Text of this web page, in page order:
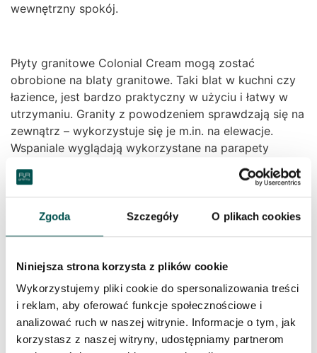
Zgoda Szczegóły O plikach cookies
Niniejsza strona korzysta z plików cookie
Wykorzystujemy pliki cookie do spersonalizowania treści
i reklam, aby oferować funkcje społecznościowe i
analizować ruch w naszej witrynie. Informacje o tym, jak
korzystasz z naszej witryny, udostępniamy partnerom
wewnętrzny spokój.
Płyty granitowe Colonial Cream mogą zostać
obrobione na blaty granitowe. Taki blat w kuchni czy
łazience, jest bardzo praktyczny w użyciu i łatwy w
utrzymaniu. Granity z powodzeniem sprawdzają się na
zewnątrz – wykorzystuje się je m.in. na elewacje.
Wspaniale wyglądają wykorzystane na parapety
Kuchnia to miejsce, które narażone jest na
zabrudzenia. Zarówno posadzka jak i blat kuchenny
żywnością. Oczywiście granit to materiał któremu
można zaufać. Odpowiednia impregnacja pozwala na
bezstresowe gotowanie – bez obaw o plamy czy
zabrudzenia. Blat granitowy będzie bardzo dobrym
wyborem.